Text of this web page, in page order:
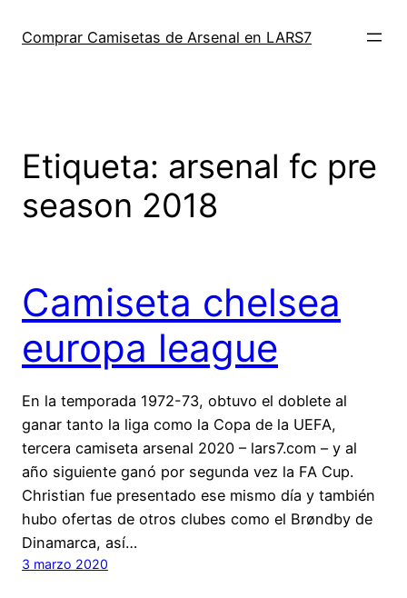
Comprar Camisetas de Arsenal en LARS7
Etiqueta: arsenal fc pre
season 2018
Camiseta chelsea
europa league
En la temporada 1972-73, obtuvo el doblete al
ganar tanto la liga como la Copa de la UEFA,
tercera camiseta arsenal 2020 – lars7.com – y al
año siguiente ganó por segunda vez la FA Cup.
Christian fue presentado ese mismo día y también
hubo ofertas de otros clubes como el Brøndby de
Dinamarca, así…
3 marzo 2020